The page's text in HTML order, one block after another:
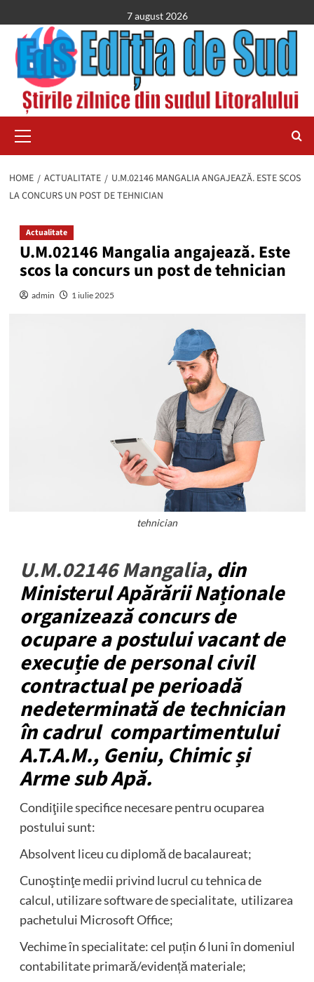
to
content
7 august 2026
Menu
HOME ACTUALITATE
U.M.02146 MANGALIA ANGAJEAZĂ. ESTE SCOS
LA CONCURS UN POST DE TEHNICIAN
Actualitate
U.M.02146 Mangalia angajează. Este
scos la concurs un post de tehnician
admin 1 iulie 2025
tehnician
U.M.02146 Mangalia, din
Ministerul Apărării Naționale
organizează concurs de
ocupare a postului vacant de
execuție de personal civil
contractual pe perioadă
nedeterminată de technician
în cadrul compartimentului
A.T.A.M., Geniu, Chimic și
Arme sub Apă.
Condiţiile specifice necesare pentru ocuparea
postului sunt:
Absolvent liceu cu diplomă de bacalaureat;
Cunoştinţe medii privind lucrul cu tehnica de
calcul, utilizare software de specialitate, utilizarea
pachetului Microsoft Office;
Vechime în specialitate: cel puțin 6 luni în domeniul
contabilitate primară/evidență materiale;